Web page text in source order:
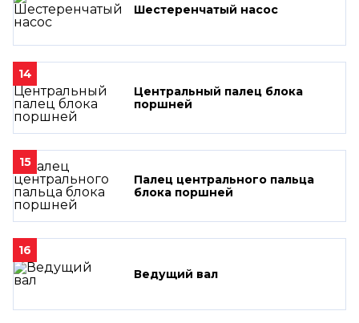
Шестеренчатый насос
14
Центральный палец блока
поршней
15
Палец центрального пальца
блока поршней
16
Ведущий вал